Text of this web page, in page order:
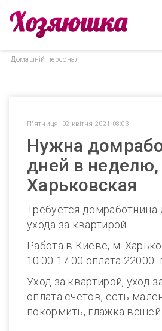
Домашнiй персонал
П'ятниця, 02 квітня 2021 08:03
Нужна
дней в
Харьковская
Требуется домработница
ухода за квартирой.
Работа в Киеве, м.
10.00-17.00 оплата 22000
Уход за квартирой, уход
оплата счетов, есть
покормить, глажка вещей.